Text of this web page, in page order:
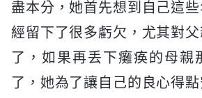
盡本分，她首先想到自己這
經留下了很多虧欠，尤其對
了，如果再丢下癱痪的母親
了，她為了讓自己的良心得